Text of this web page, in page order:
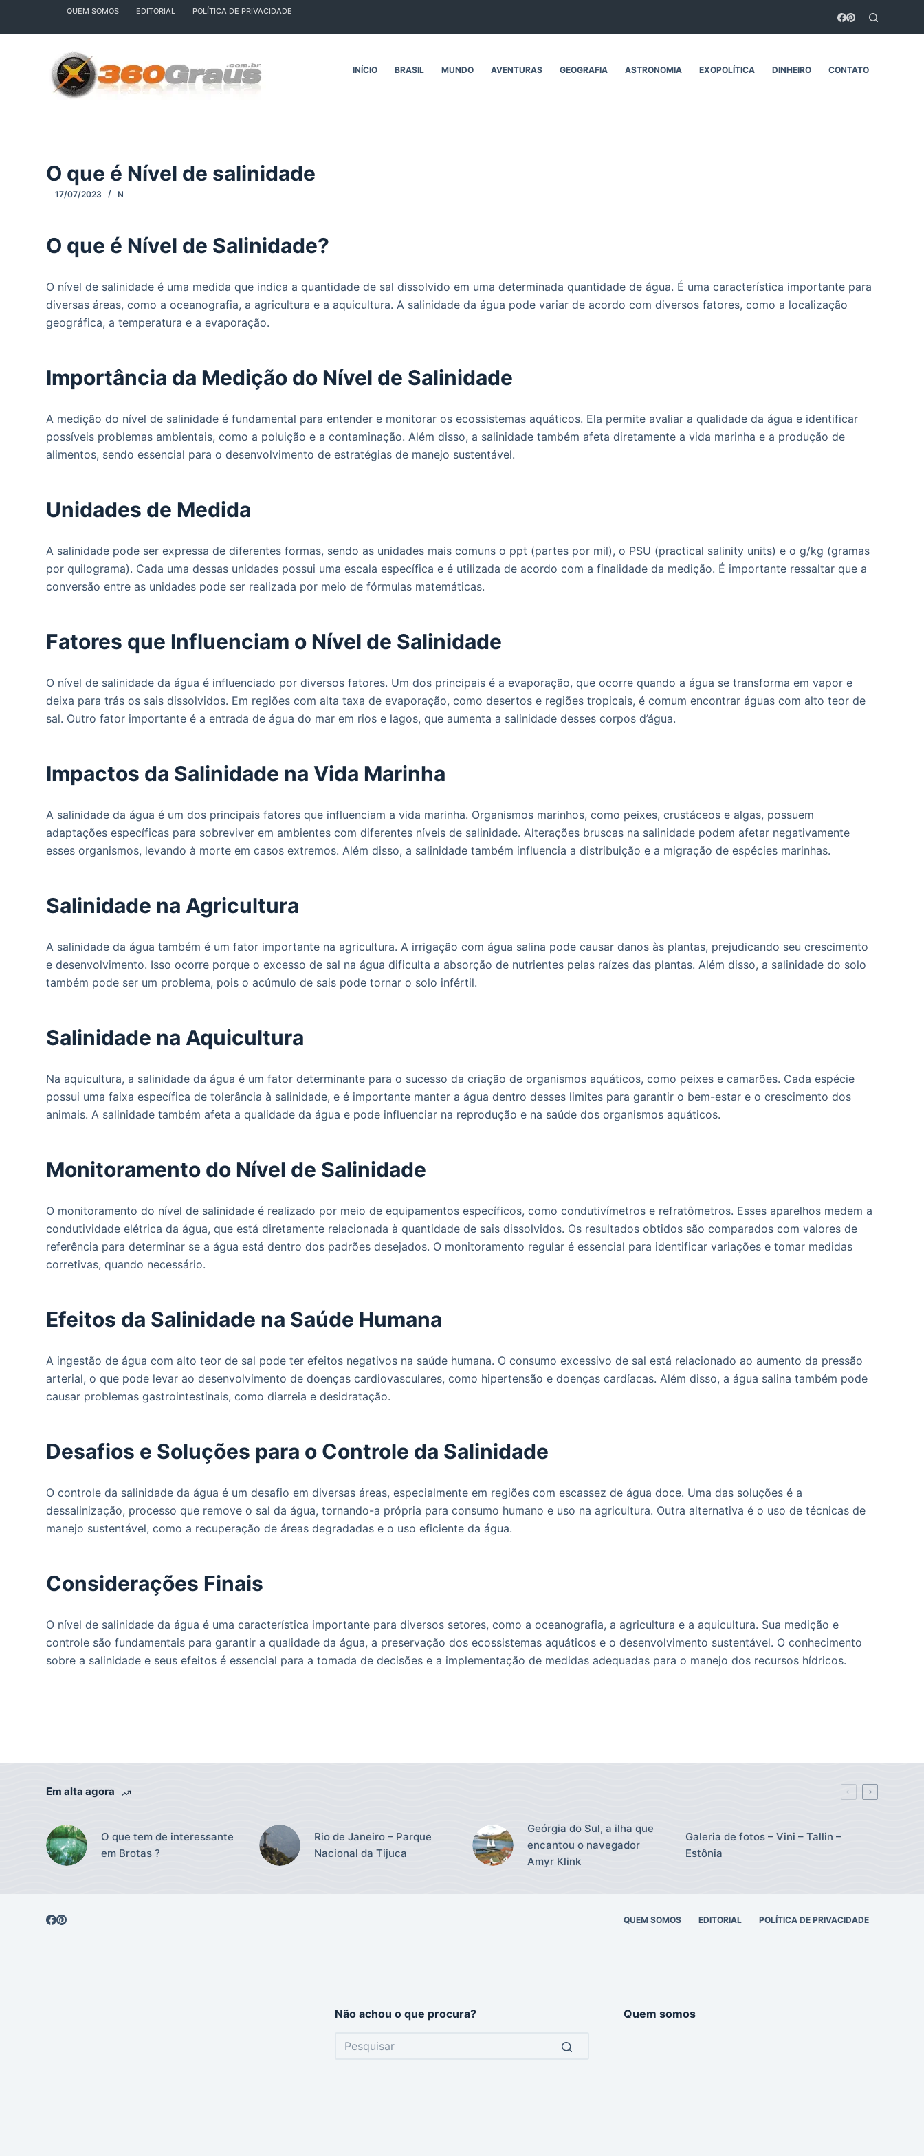
u
QUEM SOMOS EDITORIAL POLÍTICA DE PRIVACIDADE
INÍCIO BRASIL MUNDO AVENTURAS GEOGRAFIA ASTRONOMIA EXOPOLÍTICA DINHEIRO CONTATO
O que é Nível de salinidade
17/07/2023 N
O que é Nível de Salinidade?
O nível de salinidade é uma medida que indica a quantidade de sal dissolvido em uma determinada quantidade de água. É uma característica importante para
diversas áreas, como a oceanografia, a agricultura e a aquicultura. A salinidade da água pode variar de acordo com diversos fatores, como a localização
geográfica, a temperatura e a evaporação.
Importância da Medição do Nível de Salinidade
A medição do nível de salinidade é fundamental para entender e monitorar os ecossistemas aquáticos. Ela permite avaliar a qualidade da água e identificar
possíveis problemas ambientais, como a poluição e a contaminação. Além disso, a salinidade também afeta diretamente a vida marinha e a produção de
alimentos, sendo essencial para o desenvolvimento de estratégias de manejo sustentável.
Unidades de Medida
A salinidade pode ser expressa de diferentes formas, sendo as unidades mais comuns o ppt (partes por mil), o PSU (practical salinity units) e o g/kg (gramas
por quilograma). Cada uma dessas unidades possui uma escala específica e é utilizada de acordo com a finalidade da medição. É importante ressaltar que a
conversão entre as unidades pode ser realizada por meio de fórmulas matemáticas.
Fatores que Influenciam o Nível de Salinidade
O nível de salinidade da água é influenciado por diversos fatores. Um dos principais é a evaporação, que ocorre quando a água se transforma em vapor e
deixa para trás os sais dissolvidos. Em regiões com alta taxa de evaporação, como desertos e regiões tropicais, é comum encontrar águas com alto teor de
sal. Outro fator importante é a entrada de água do mar em rios e lagos, que aumenta a salinidade desses corpos d’água.
Impactos da Salinidade na Vida Marinha
A salinidade da água é um dos principais fatores que influenciam a vida marinha. Organismos marinhos, como peixes, crustáceos e algas, possuem
adaptações específicas para sobreviver em ambientes com diferentes níveis de salinidade. Alterações bruscas na salinidade podem afetar negativamente
esses organismos, levando à morte em casos extremos. Além disso, a salinidade também influencia a distribuição e a migração de espécies marinhas.
Salinidade na Agricultura
A salinidade da água também é um fator importante na agricultura. A irrigação com água salina pode causar danos às plantas, prejudicando seu crescimento
e desenvolvimento. Isso ocorre porque o excesso de sal na água dificulta a absorção de nutrientes pelas raízes das plantas. Além disso, a salinidade do solo
também pode ser um problema, pois o acúmulo de sais pode tornar o solo infértil.
Salinidade na Aquicultura
Na aquicultura, a salinidade da água é um fator determinante para o sucesso da criação de organismos aquáticos, como peixes e camarões. Cada espécie
possui uma faixa específica de tolerância à salinidade, e é importante manter a água dentro desses limites para garantir o bem-estar e o crescimento dos
animais. A salinidade também afeta a qualidade da água e pode influenciar na reprodução e na saúde dos organismos aquáticos.
Monitoramento do Nível de Salinidade
O monitoramento do nível de salinidade é realizado por meio de equipamentos específicos, como condutivímetros e refratômetros. Esses aparelhos medem a
condutividade elétrica da água, que está diretamente relacionada à quantidade de sais dissolvidos. Os resultados obtidos são comparados com valores de
referência para determinar se a água está dentro dos padrões desejados. O monitoramento regular é essencial para identificar variações e tomar medidas
corretivas, quando necessário.
Efeitos da Salinidade na Saúde Humana
A ingestão de água com alto teor de sal pode ter efeitos negativos na saúde humana. O consumo excessivo de sal está relacionado ao aumento da pressão
arterial, o que pode levar ao desenvolvimento de doenças cardiovasculares, como hipertensão e doenças cardíacas. Além disso, a água salina também pode
causar problemas gastrointestinais, como diarreia e desidratação.
Desafios e Soluções para o Controle da Salinidade
O controle da salinidade da água é um desafio em diversas áreas, especialmente em regiões com escassez de água doce. Uma das soluções é a
dessalinização, processo que remove o sal da água, tornando-a própria para consumo humano e uso na agricultura. Outra alternativa é o uso de técnicas de
manejo sustentável, como a recuperação de áreas degradadas e o uso eficiente da água.
Considerações Finais
O nível de salinidade da água é uma característica importante para diversos setores, como a oceanografia, a agricultura e a aquicultura. Sua medição e
controle são fundamentais para garantir a qualidade da água, a preservação dos ecossistemas aquáticos e o desenvolvimento sustentável. O conhecimento
sobre a salinidade e seus efeitos é essencial para a tomada de decisões e a implementação de medidas adequadas para o manejo dos recursos hídricos.
Em alta agora
O que tem de interessante
em Brotas ?
Rio de Janeiro – Parque
Nacional da Tijuca
Geórgia do Sul, a ilha que
encantou o navegador
Amyr Klink
Galeria de fotos – Vini – Tallin –
Estônia
QUEM SOMOS EDITORIAL POLÍTICA DE PRIVACIDADE
Não achou o que procura? Quem somos